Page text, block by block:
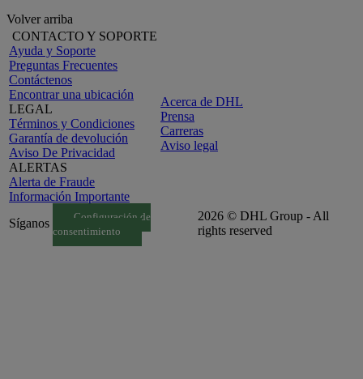
Volver arriba
CONTACTO Y SOPORTE
Ayuda y Soporte
Preguntas Frecuentes
Contáctenos
Encontrar una ubicación
LEGAL
Términos y Condiciones
Garantía de devolución
Aviso De Privacidad
ALERTAS
Alerta de Fraude
Información Importante
Acerca de DHL
Prensa
Carreras
Aviso legal
Síganos
Configuración de
consentimiento
2026 © DHL Group - All
rights reserved